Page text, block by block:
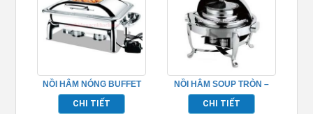
NỒI HÂM NÓNG BUFFET
ĐIỆN – TP697016
CHI TIẾT
NỒI HÂM SOUP TRÒN –
TP697026
CHI TIẾT